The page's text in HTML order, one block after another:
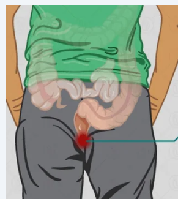
считается „в порядке“?»
Он пожал плечами. «Она сама
ребёнка».
Я резко вдохнула через нос.
дня не продержишься, делая то,
она».
Это привлекло его внимание. Он
телефона и ухмыльнулся. «Это
«О, это самый настоящий
скрестив руки на груди. —
выполнять все её обязанности
одного дня, нося при этом
беременности, я до конца